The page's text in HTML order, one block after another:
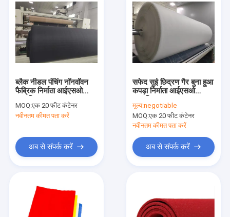
उत्पाद
ब्लैक नीडल पंचिंग नॉनवॉवन
फैब्रिक निर्माता आईएसओ
MOQ:एक 20 फीट कंटेनर
नवीनतम कीमत पता करें
अब से संपर्क करें
सफेद सुई छिद्रण गैर बुना हुआ
कपड़ा निर्माता आईएसओ
मूल्य:negotiable
MOQ:एक 20 फीट कंटेनर
नवीनतम कीमत पता करें
अब से संपर्क करें